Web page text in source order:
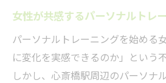
女性が共感するパーソナルトレ
パーソナルトレーニングを始める
に変化を実感できるのか」という
しかし、心斎橋駅周辺のパーソナ